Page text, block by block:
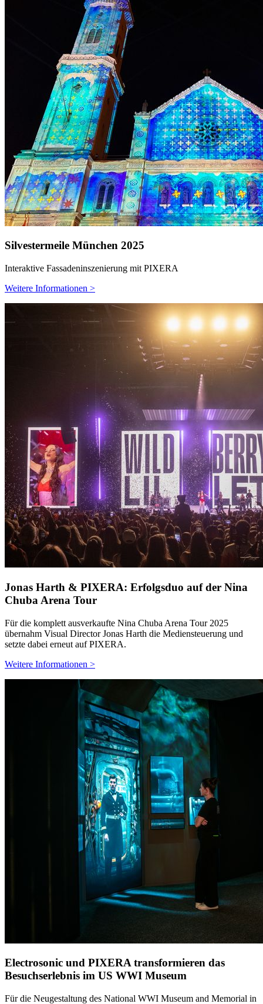
Silvestermeile München 2025
Interaktive Fassadeninszenierung mit PIXERA
Weitere Informationen >
Jonas Harth & PIXERA: Erfolgsduo auf der Nina
Chuba Arena Tour
Für die komplett ausverkaufte Nina Chuba Arena Tour 2025
übernahm Visual Director Jonas Harth die Mediensteuerung und
setzte dabei erneut auf PIXERA.
Weitere Informationen >
Electrosonic und PIXERA transformieren das
Besuchserlebnis im US WWI Museum
Für die Neugestaltung des National WWI Museum and Memorial in